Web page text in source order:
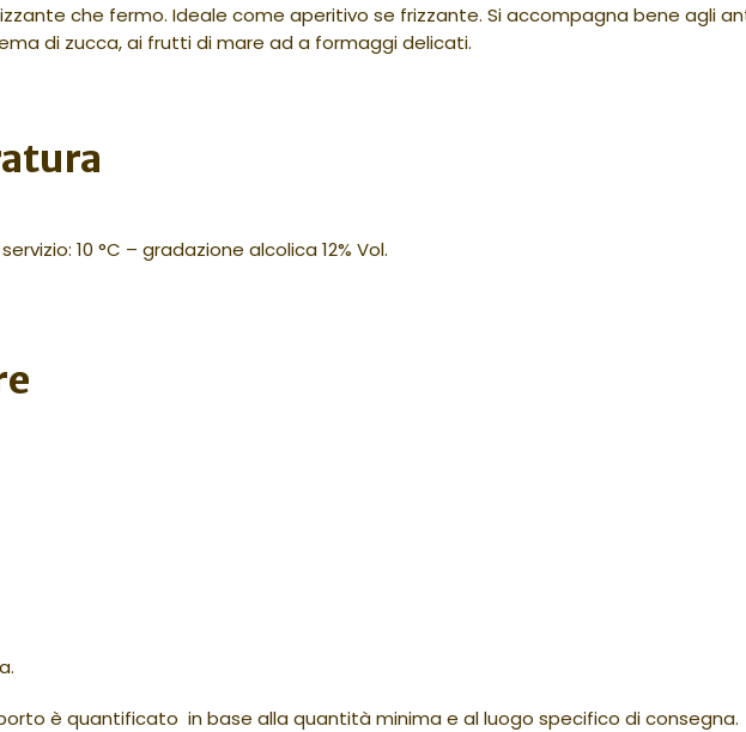
che fermo. Ideale come aperitivo se frizzante. Si accompagna bene agli
di zucca, ai frutti di mare ad a formaggi delicati.
10 °C – gradazione alcolica 12% Vol.
è quantificato in base alla quantità minima e al luogo specifico di consegna.